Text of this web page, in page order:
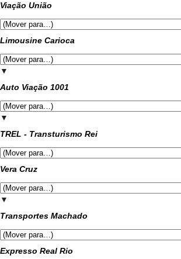
Viação União
Limousine Carioca
▼
Auto Viação 1001
▼
TREL - Transturismo Rei
Vera Cruz
▼
Transportes Machado
Expresso Real Rio